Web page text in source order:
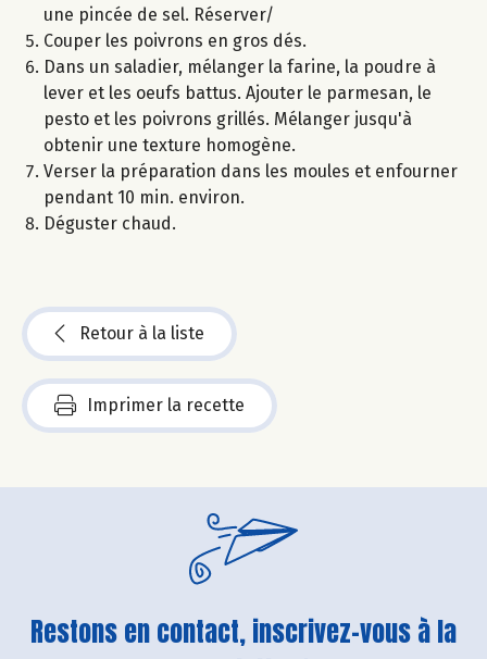
une pincée de sel. Réserver/
Couper les poivrons en gros dés.
Dans un saladier, mélanger la farine, la poudre à
lever et les oeufs battus. Ajouter le parmesan, le
pesto et les poivrons grillés. Mélanger jusqu'à
obtenir une texture homogène.
Verser la préparation dans les moules et enfourner
pendant 10 min. environ.
Déguster chaud.
Retour à la liste
Imprimer la recette
Restons en contact, inscrivez-vous à la